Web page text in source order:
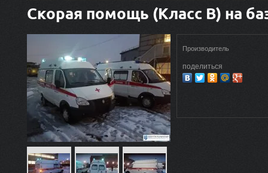
Скорая помощь (Класс В) на
Производитель
поделиться